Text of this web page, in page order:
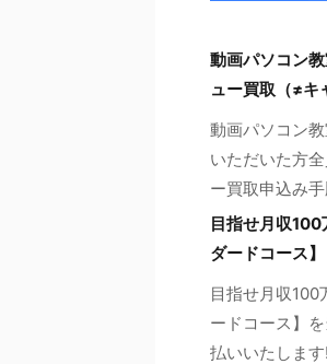
動画パソコン
ュー買取（≠キ
動画パソコン
いただいた方
ー買取申込み
目指せ月収
ダードコース
目指せ月収
ードコース】
払いいたしま